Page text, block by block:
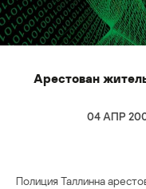
Арестован
04 АПР
Полиция Таллинна